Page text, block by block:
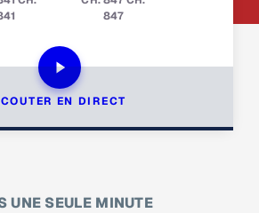
847
EN DIRECT
UNE SEULE MINUTE